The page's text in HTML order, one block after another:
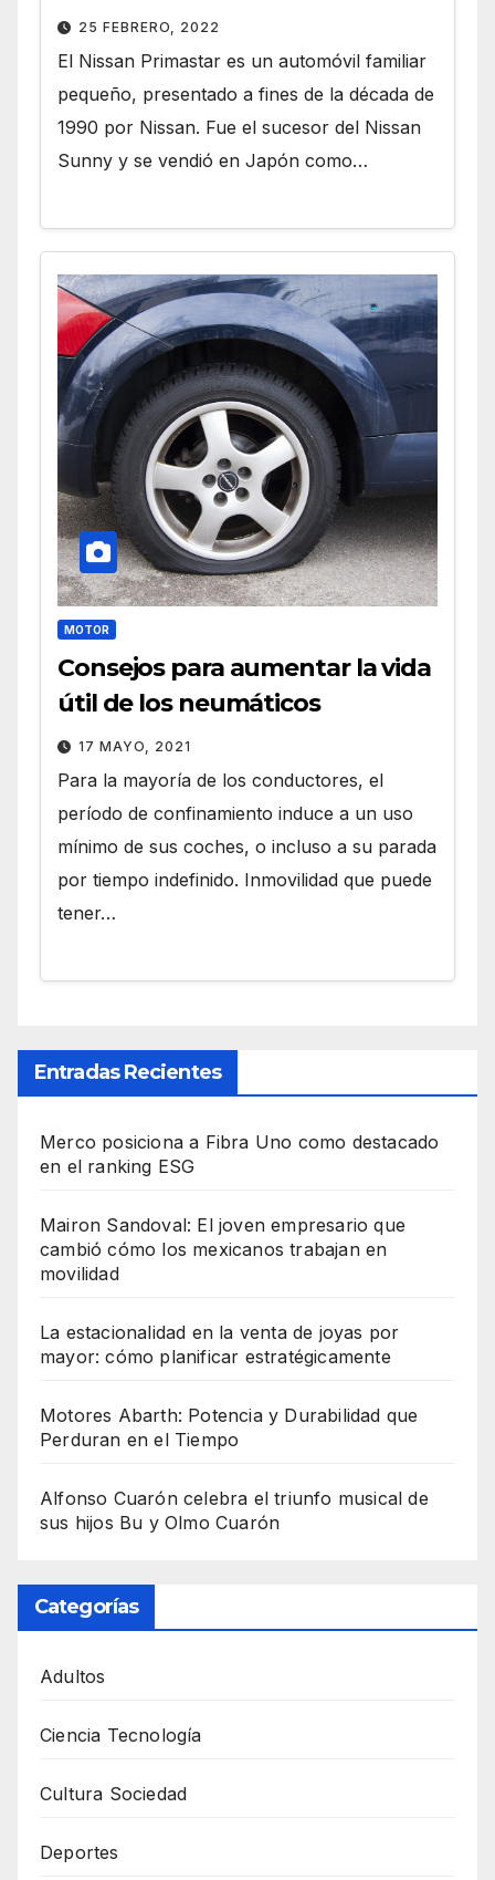
25 FEBRERO, 2022
El Nissan Primastar es un automóvil familiar
pequeño, presentado a fines de la década de
1990 por Nissan. Fue el sucesor del Nissan
Sunny y se vendió en Japón como…
MOTOR
Consejos para aumentar la vida
útil de los neumáticos
17 MAYO, 2021
Para la mayoría de los conductores, el
período de confinamiento induce a un uso
mínimo de sus coches, o incluso a su parada
por tiempo indefinido. Inmovilidad que puede
tener…
Entradas Recientes
Merco posiciona a Fibra Uno como destacado
en el ranking ESG
Mairon Sandoval: El joven empresario que
cambió cómo los mexicanos trabajan en
movilidad
La estacionalidad en la venta de joyas por
mayor: cómo planificar estratégicamente
Motores Abarth: Potencia y Durabilidad que
Perduran en el Tiempo
Alfonso Cuarón celebra el triunfo musical de
sus hijos Bu y Olmo Cuarón
Categorías
Adultos
Ciencia Tecnología
Cultura Sociedad
Deportes